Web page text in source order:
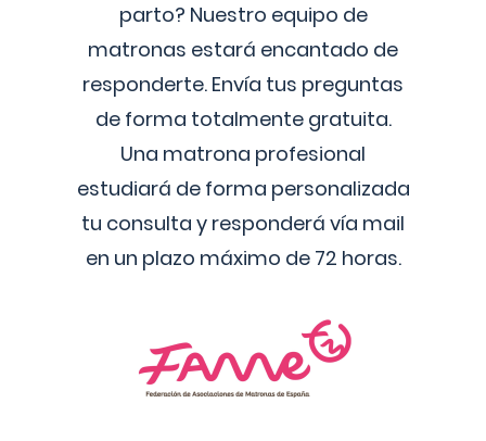
parto? Nuestro equipo de
matronas estará encantado de
responderte. Envía tus preguntas
de forma totalmente gratuita.
Una matrona profesional
estudiará de forma personalizada
tu consulta y responderá vía mail
en un plazo máximo de 72 horas.